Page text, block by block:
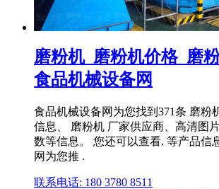
磨粉机_磨粉机价格_磨
食品机械设备网
食品机械设备网为您找到371条 磨粉
信息、 磨粉机 厂家供应商、高清图
数等信息。 您还可以查看. 等产品信
网为您推 .
联系电话: 180 3780 8511